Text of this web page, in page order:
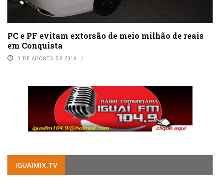
PC e PF evitam extorsão de meio milhão de reais
em Conquista
3 DE AGOSTO DE 2019
IGUAIMIX.TV